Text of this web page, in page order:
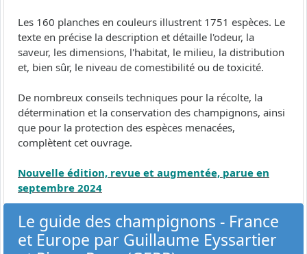
Les 160 planches en couleurs illustrent 1751 espèces. Le
texte en précise la description et détaille l'odeur, la
saveur, les dimensions, l'habitat, le milieu, la distribution
et, bien sûr, le niveau de comestibilité ou de toxicité.
De nombreux conseils techniques pour la récolte, la
détermination et la conservation des champignons, ainsi
que pour la protection des espèces menacées,
complètent cet ouvrage.
Nouvelle édition, revue et augmentée, parue en
septembre 2024
Le guide des champignons - France
et Europe par Guillaume Eyssartier